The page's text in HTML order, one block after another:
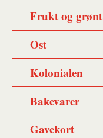
Frukt og grønt
Ost
Kolonialen
Bakevarer
Gavekort